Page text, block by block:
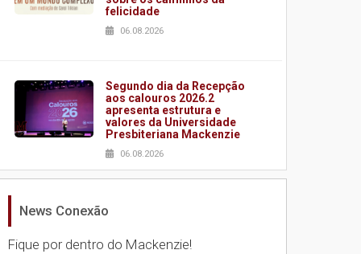
felicidade
06.08.2026
Segundo dia da Recepção
aos calouros 2026.2
apresenta estrutura e
valores da Universidade
Presbiteriana Mackenzie
06.08.2026
Nova apresentação do
brasileira
News Conexão
Fique por dentro do Mackenzie!